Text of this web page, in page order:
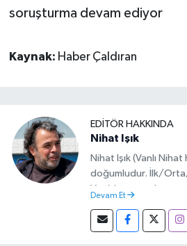
soruşturma devam ediyor
Kaynak: Haber Çaldıran
EDITÖR HAKKINDA
Nihat Işık
Nihat Işık (Vanlı
doğumludur. İlk/
Van’da
başlamıştır.
görevi dönüşü Van
Devam Et